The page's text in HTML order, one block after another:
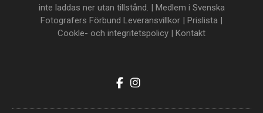
inte laddas ner utan tillstånd. | Medlem i Svenska
Fotografers Förbund Leveransvillkor | Prislista |
Cookle- och integritetspolicy | Kontakt